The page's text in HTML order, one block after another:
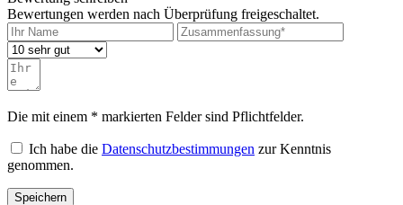
Bewertungen werden nach Überprüfung freigeschaltet.
Die mit einem * markierten Felder sind Pflichtfelder.
Ich habe die Datenschutzbestimmungen zur Kenntnis
genommen.
Speichern